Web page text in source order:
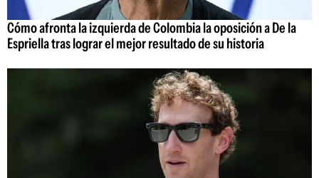
Cómo afronta la izquierda de Colombia la oposición a De la
Espriella tras lograr el mejor resultado de su historia